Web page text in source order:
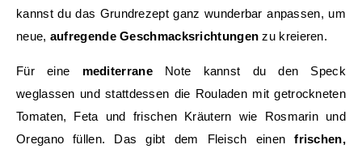
kannst du das Grundrezept ganz wunderbar anpassen, um
neue, aufregende Geschmacksrichtungen zu kreieren.
Für eine mediterraneNote kannst du den Speck
weglassen und stattdessen die Rouladen mit getrockneten
Tomaten, Feta und frischen Kräutern wie Rosmarin und
Oregano füllen. Das gibt dem Fleisch einenfrischen,